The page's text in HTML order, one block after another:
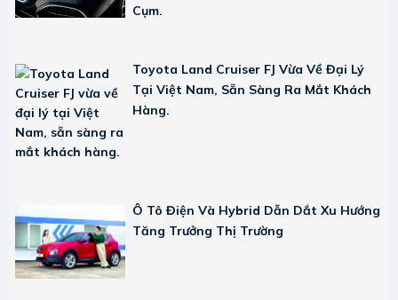
Cụm.
Toyota Land Cruiser FJ Vừa Về Đại Lý
Tại Việt Nam, Sẵn Sàng Ra Mắt Khách
Hàng.
Ô Tô Điện Và Hybrid Dẫn Dắt Xu Hướng
Tăng Trưởng Thị Trường